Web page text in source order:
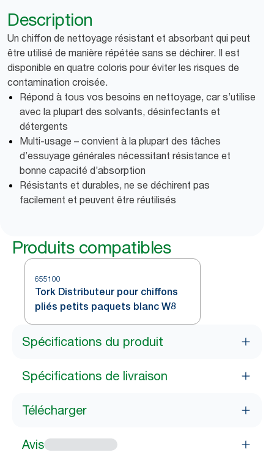
Description
Un chiffon de nettoyage résistant et absorbant qui peut
être utilisé de manière répétée sans se déchirer. Il est
disponible en quatre coloris pour éviter les risques de
contamination croisée.
Répond à tous vos besoins en nettoyage, car s’utilise
avec la plupart des solvants, désinfectants et
détergents
Multi-usage – convient à la plupart des tâches
d’essuyage générales nécessitant résistance et
bonne capacité d’absorption
Résistants et durables, ne se déchirent pas
facilement et peuvent être réutilisés
Produits compatibles
655100
Tork Distributeur pour chiffons
pliés petits paquets blanc W8
Spécifications du produit
Spécifications de livraison
Télécharger
Avis